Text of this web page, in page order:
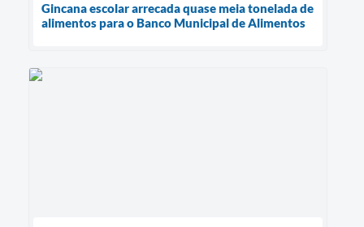
Gincana escolar arrecada quase meia tonelada de
alimentos para o Banco Municipal de Alimentos